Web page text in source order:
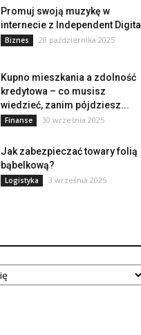
Promuj swoją muzykę w
internecie z Independent Digital
Biznes 28 października 2025
Kupno mieszkania a zdolność
kredytowa – co musisz
wiedzieć, zanim pójdziesz...
Finanse 30 września 2025
Jak zabezpieczać towary folią
bąbelkową?
Logistyka 3 września 2025